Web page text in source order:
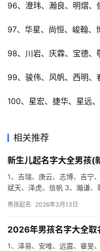
96、澄玮、瀚良、明熠、
97、华星、尚恒、峻翰、
98、川岩、庆霖、宝德、
99、骏伟、风帆、西明、
100、星宏、捷华、星远
相关推荐
新生儿起名字大全男孩(
1、吉瑞、庚云、志博、吉宁
斌天、泽虎、信帆 3、瀚谦
男孩起名 2026年3月13日
2026年男孩名字大全
1、泽易、安唯、远震、睿旻